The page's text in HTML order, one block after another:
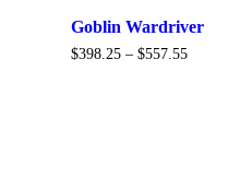
Goblin Wardriver
$398.25– $557.55